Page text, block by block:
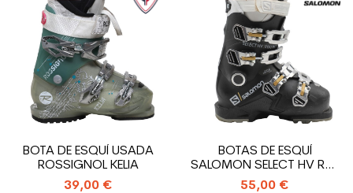
BOTA DE ESQUÍ USADA
ROSSIGNOL KELIA
39,00 €
BOTAS DE ESQUÍ
SALOMON SELECT HV R80
W USADAS
55,00 €